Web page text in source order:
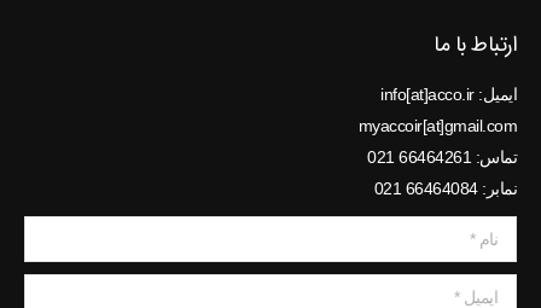
ارتباط با ما
ایمیل: info[at]acco.ir
myaccoir[at]gmail.com
تماس: 66464261 021
نمابر: 66464084 021
نام *
ایمیل *